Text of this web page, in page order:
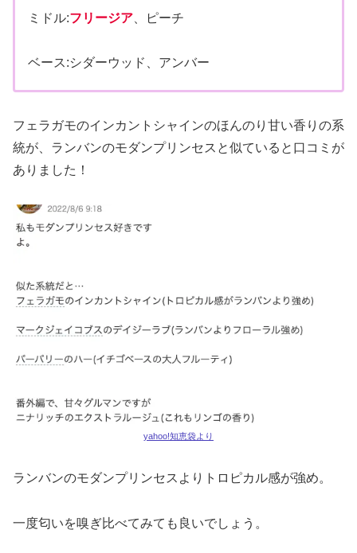
ミドル:フリージア 、ピーチ
ベース:シダーウッド、アンバー
フェラガモのインカントシャインのほんのり甘い香りの系
統が、ランバンのモダンプリンセスと似ていると口コミが
ありました！
yahoo!知恵袋より
ランバンのモダンプリンセスよりトロピカル感が強め。
一度匂いを嗅ぎ比べてみても良いでしょう。